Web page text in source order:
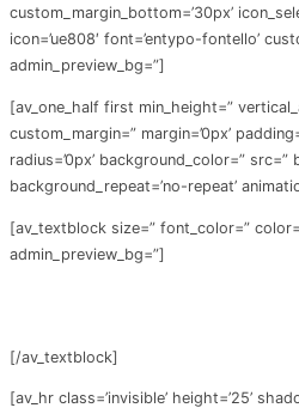
custom_margin_bottom=’30px’
icon=’ue808′ font=’entypo-fontello’
admin_preview_bg=”]
[av_one_half first min_height=”
custom_margin=” margin=’0px’
radius=’0px’ background_color=”
background_repeat=’no-repeat’
[av_textblock size=” font_color=”
admin_preview_bg=”]
[/av_textblock]
[av_hr class=’invisible’ height=’25’